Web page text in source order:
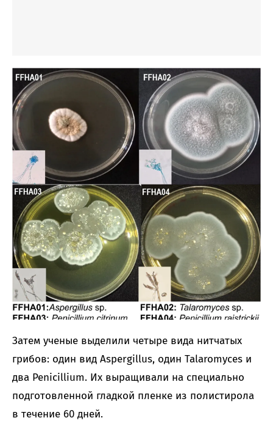
Затем ученые выделили четыре вида нитчатых
грибов: один вид Aspergillus, один Talaromyces и
два Penicillium. Их выращивали на специально
подготовленной гладкой пленке из полистирола
в течение 60 дней.